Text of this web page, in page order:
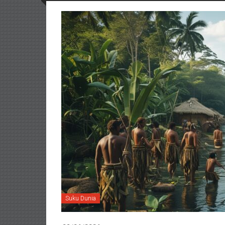
Suku Dunia